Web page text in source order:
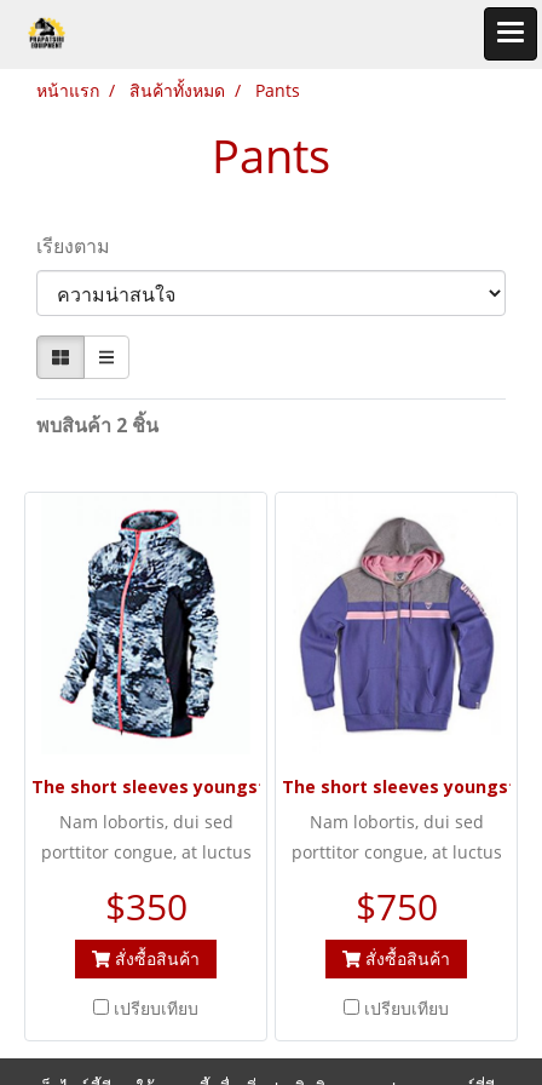
หน้าแรก สินค้าทั้งหมด Pants
Pants
เรียงตาม
พบสินค้า 2 ชิ้น
The short sleeves youngster Star
Nam lobortis, dui sed
porttitor congue, at luctus
$350
สั่งซื้อสินค้า
เปรียบเทียบ
The short sleeves youngster
Nam lobortis, dui sed
porttitor congue, at luctus
$750
สั่งซื้อสินค้า
เปรียบเทียบ